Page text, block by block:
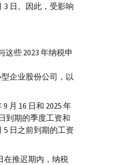
3 日。因此，受影响
这些 2023 年纳税申
企业股份公司，以
月 16 日和 2025 年
到期的季度工资和
5 日之前到期的工资
在推迟期内，纳税